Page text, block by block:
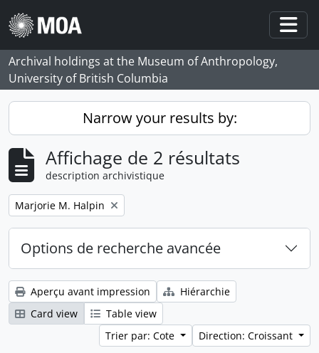
Skip to main content
Archival holdings at the Museum of Anthropology,
University of British Columbia
Narrow your results by:
Affichage de 2 résultats
description archivistique
Remove filter:
Marjorie M. Halpin
Options de recherche avancée
Aperçu avant impression
Hiérarchie
Card view
Table view
Trier par: Cote
Direction: Croissant